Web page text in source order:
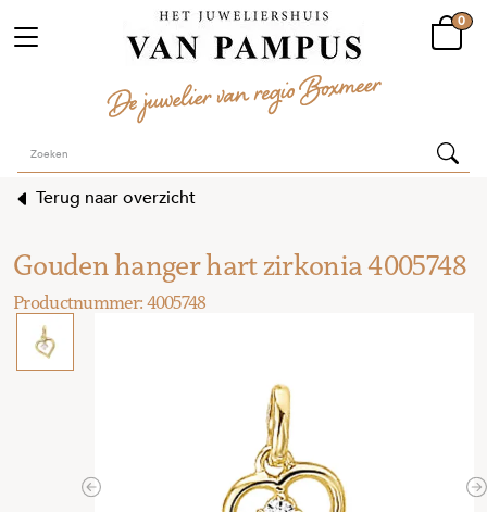
0
Terug naar overzicht
Gouden hanger hart zirkonia 4005748
Previous